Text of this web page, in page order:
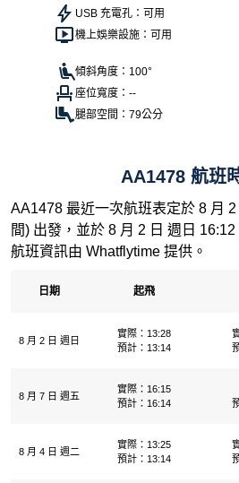
USB 充電孔：可用
機上娛樂設施：可用
傾斜角度：100°
座位寬度：--
腿部空間：79公分
AA1478 航班
AA1478 最近一次航班表定於 8 月
間) 出發，並於 8 月 2 日 週日
航班資訊由 Whatflytime 提供。
日期 起飛
8 月 2 日 週日
實際：13:28
預計：13:14
8 月 7 日 週五
實際：16:15
預計：16:14
8 月 4 日 週二
實際：13:25
預計：13:14